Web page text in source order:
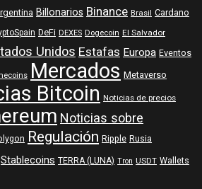
BillonariosBinance Brasil Cardano
DeFi DEXES Dogecoin El Salvador
UnidosEstafasEuropa Eventos
Mercados Metaverso
Bitcoin Noticias de precios
Noticias sobre
Regulación Ripple Rusia
Stablecoins TERRA (LUNA) Tron USDT Wallets